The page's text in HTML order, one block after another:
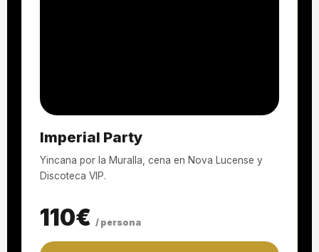
Imperial Party
Yincana por la Muralla, cena en Nova Lucense y
Discoteca VIP.
110€ / persona